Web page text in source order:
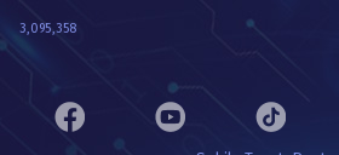
3,095,358